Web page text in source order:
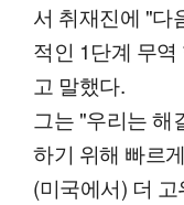
서 취재진에 "다
적인 1단계 무
고 말했다.
그는 "우리는 해
하기 위해 빠르
(미국에서) 더